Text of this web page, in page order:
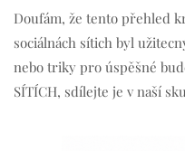
Doufám, že tento přehled
sociálnách sítich byl
nebo triky pro úspěšné
SÍTÍCH, sdílejte je v naší